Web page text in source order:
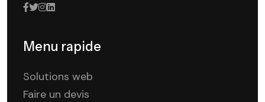
Menu rapide
Solutions web
Faire un devis